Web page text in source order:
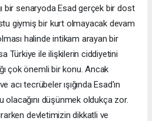
bir senaryoda Esad gerçek bir dost
giymiş bir kurt olmayacak devam
halinde intikam arayan bir
Türkiye ile ilişkilerin ciddiyetini
çok önemli bir konu. Ancak
acı tecrübeler ışığında Esad'ın
düşünmek oldukça zor.
devletimizin dikkatli ve